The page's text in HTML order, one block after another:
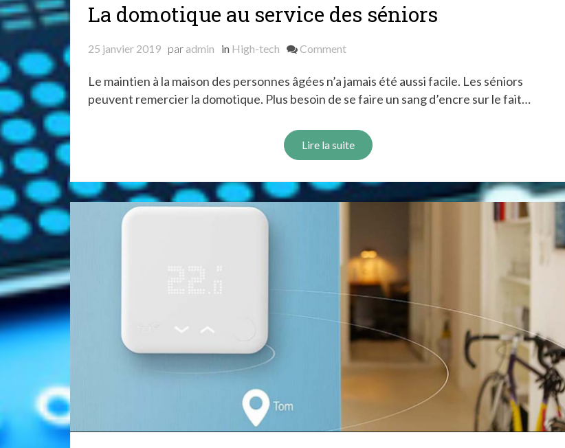
La domotique au service des séniors
25 janvier 2019 par admin in High-tech Commenton
domotique
au
des
séniors
Le maintien à la maison des personnes âgées n’a jamais été aussi facile. Les séniors
peuvent remercier la domotique. Plus besoin de se faire un sang d’encre sur le fait…
Lire la suite